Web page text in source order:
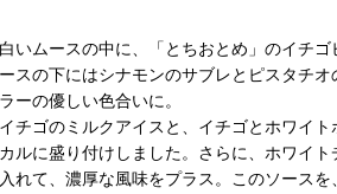
いムースの中に、「とちおとめ」のイチ
スの下にはシナモンのサブレとピスタチ
ーの優しい色合いに。
チゴのミルクアイスと、イチゴとホワイ
ルに盛り付けしました。さらに、ホワイ
れて、濃厚な風味をプラス。このソース